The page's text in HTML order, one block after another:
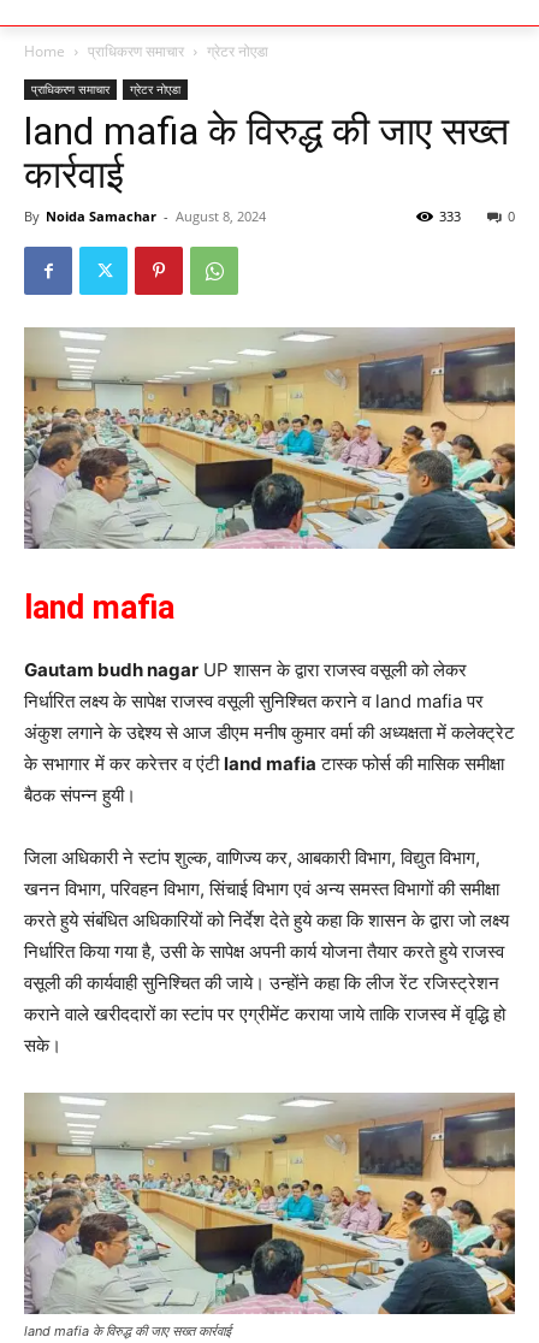
Home प्राधिकरण समाचार ग्रेटर नोएडा
प्राधिकरण समाचार ग्रेटर नोएडा
land mafia के विरुद्ध की जाए सख्त
कार्रवाई
By Noida Samachar - August 8, 2024 0
333
land mafia
Gautam budh nagar UP शासन के द्वारा राजस्व वसूली को लेकर
निर्धारित लक्ष्य के सापेक्ष राजस्व वसूली सुनिश्चित कराने व land mafia पर
अंकुश लगाने के उद्देश्य से आज डीएम मनीष कुमार वर्मा की अध्यक्षता में कलेक्ट्रेट
के सभागार में कर करेत्तर व एंटीland mafia टास्क फोर्स की मासिक समीक्षा
बैठक संपन्न हुयी।
जिला अधिकारी ने स्टांप शुल्क, वाणिज्य कर, आबकारी विभाग, विद्युत विभाग,
खनन विभाग, परिवहन विभाग, सिंचाई विभाग एवं अन्य समस्त विभागों की समीक्षा
करते हुये संबंधित अधिकारियों को निर्देश देते हुये कहा कि शासन के द्वारा जो लक्ष्य
निर्धारित किया गया है, उसी के सापेक्ष अपनी कार्य योजना तैयार करते हुये राजस्व
वसूली की कार्यवाही सुनिश्चित की जाये। उन्होंने कहा कि लीज रेंट रजिस्ट्रेशन
कराने वाले खरीददारों का स्टांप पर एग्रीमेंट कराया जाये ताकि राजस्व में वृद्धि हो
सके।
land mafia के विरुद्ध की जाए सख्त कार्रवाई